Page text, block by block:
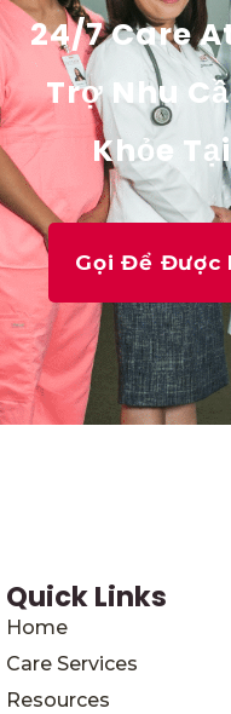
24/7 Care
Trợ Nhu
Khỏe
Gọi Để Được
Quick Links
Home
Care Services
Resources